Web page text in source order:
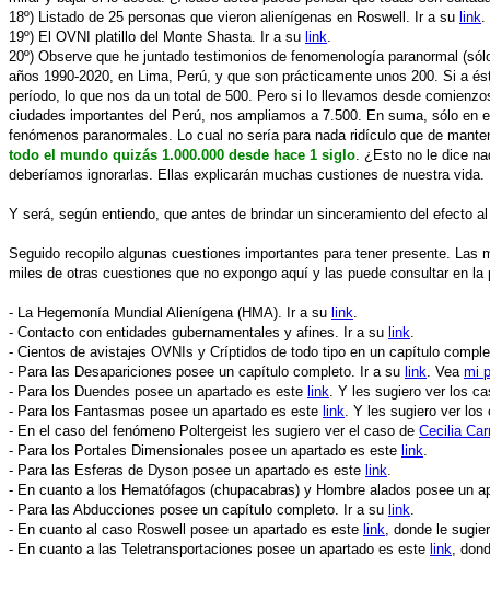
18º) Listado de 25 personas que vieron alienígenas en Roswell. Ir a su link.
19º) El OVNI platillo del Monte Shasta. Ir a su link.
20º) Observe que he juntado testimonios de fenomenología paranormal
años 1990-2020, en Lima, Perú, y que son prácticamente unos 200. Si a
período, lo que nos da un total de 500. Pero si lo llevamos desde
ciudades importantes del Perú, nos ampliamos a 7.500. En suma, sólo
fenómenos paranormales. Lo cual no sería para nada ridículo que de
todo el mundo quizás 1.000.000 desde hace 1 siglo. ¿Esto no le dice
deberíamos ignorarlas. Ellas explicarán muchas custiones de nuestra vida.
Y será, según entiendo, que antes de brindar un sinceramiento del efecto
Seguido recopilo algunas cuestiones importantes para tener presente.
miles de otras cuestiones que no expongo aquí y las puede consultar en la
- La Hegemonía Mundial Alienígena (HMA). Ir a su link.
- Contacto con entidades gubernamentales y afines. Ir a su link.
- Cientos de avistajes OVNIs y Críptidos de todo tipo en un capítulo
- Para las Desapariciones posee un capítulo completo. Ir a su link. Vea mi
- Para los Duendes posee un apartado es este link. Y les sugiero ver los
- Para los Fantasmas posee un apartado es este link. Y les sugiero ver
- En el caso del fenómeno Poltergeist les sugiero ver el caso de Cecilia
- Para los Portales Dimensionales posee un apartado es este link.
- Para las Esferas de Dyson posee un apartado es este link.
- En cuanto a los Hematófagos (chupacabras) y Hombre alados posee un
- Para las Abducciones posee un capítulo completo. Ir a su link.
- En cuanto al caso Roswell posee un apartado es este link, donde le
- En cuanto a las Teletransportaciones posee un apartado es este link,